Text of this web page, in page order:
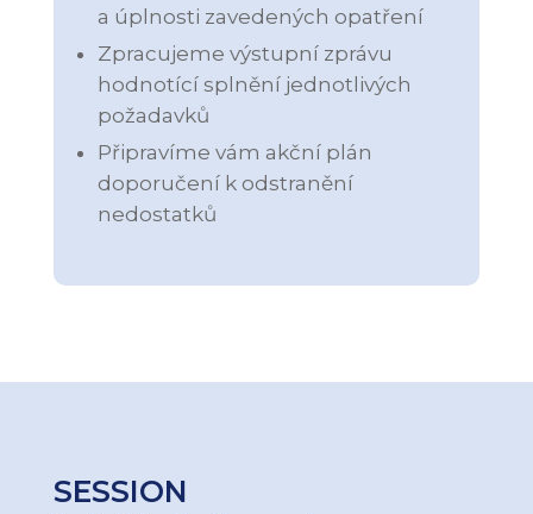
a úplnosti zavedených opatření
Zpracujeme výstupní zprávu
hodnotící splnění jednotlivých
požadavků
Připravíme vám akční plán
doporučení k odstranění
nedostatků
SESSION